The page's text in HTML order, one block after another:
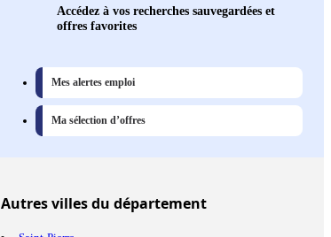
Accédez à vos recherches sauvegardées et
offres favorites
Mes alertes emploi
Ma sélection d’offres
Autresvillesdu département